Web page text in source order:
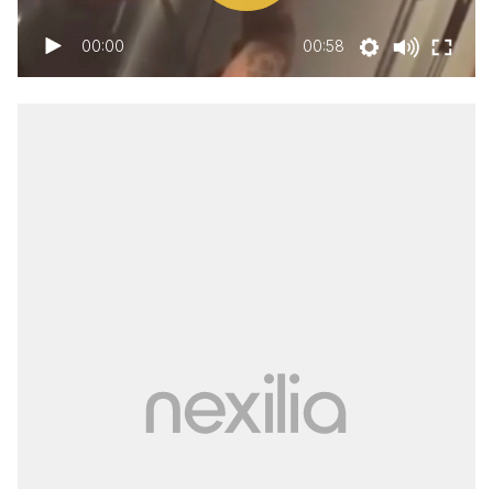
00:00 00:58